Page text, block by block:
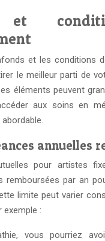
et
et les conditions
le meilleur parti de
éléments peuvent
aux soins en
annuelles
pour artistes
remboursées par an
limite peut varier
exemple :
vous pourriez